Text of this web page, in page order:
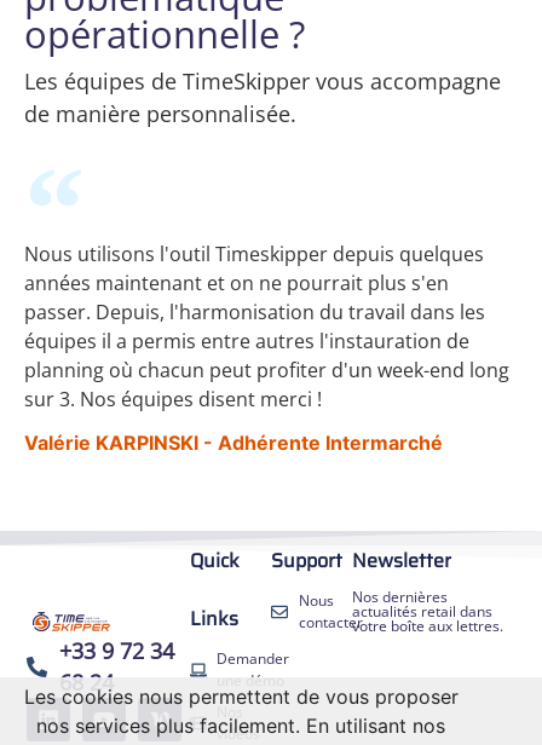
opérationnelle ?
Les équipes de TimeSkipper vous accompagne
de manière personnalisée.
Nous utilisons l'outil Timeskipper depuis quelques
années maintenant et on ne pourrait plus s'en
passer. Depuis, l'harmonisation du travail dans les
équipes il a permis entre autres l'instauration de
planning où chacun peut profiter d'un week-end long
sur 3. Nos équipes disent merci !
Valérie KARPINSKI - Adhérente Intermarché
+33 9 72 34
68 24
EN
ES
Quick
Links
Demander
une démo
Nos
vidéos
Support
Nous
contacter
Newsletter
Nos dernières
actualités retail dans
votre boîte aux lettres.
Les cookies nous permettent de vous proposer
nos services plus facilement. En utilisant nos